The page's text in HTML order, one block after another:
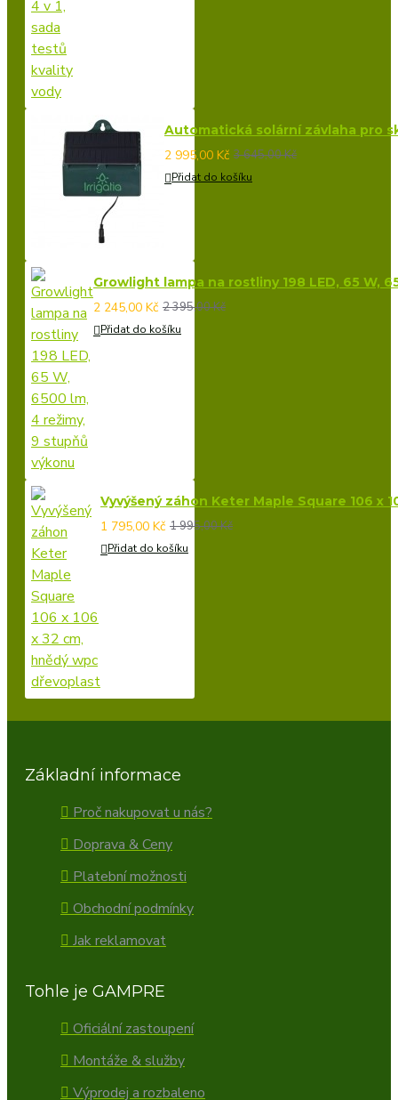
Automatická solární závlaha pro
2 995,00 Kč 3 645,00 Kč
Přidat do košíku
Growlight lampa na rostliny 198 LED, 65 W,
2 245,00 Kč 2 395,00 Kč
Přidat do košíku
Vyvýšený záhon Keter Maple Square 106 x
1 795,00 Kč 1 995,00 Kč
Přidat do košíku
Základní informace
Proč nakupovat u nás?
Doprava & Ceny
Platební možnosti
Obchodní podmínky
Jak reklamovat
Tohle je GAMPRE
Oficiální zastoupení
Montáže & služby
Výprodej a rozbaleno